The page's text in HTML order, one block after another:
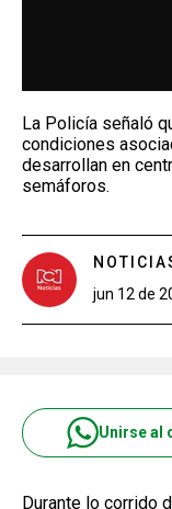
La Policía señaló
condiciones
desarrollan en
semáforos.
jun 12 de
Unirse al
Durante lo corrido